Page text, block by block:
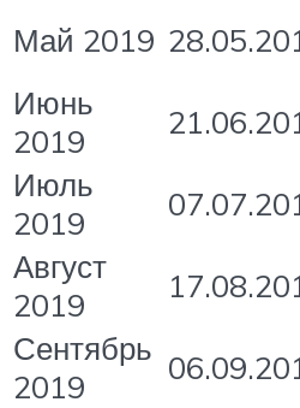
Май 2019
Июнь
2019
Июль
2019
Август
2019
Сентябрь
2019